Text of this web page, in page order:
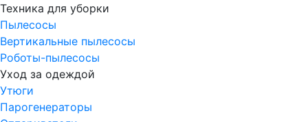
Техника для уборки
Пылесосы
Вертикальные пылесосы
Роботы-пылесосы
Уход за одеждой
Утюги
Парогенераторы